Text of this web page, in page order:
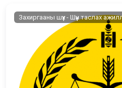
Захиргааны шүүх - Шүүн таслах